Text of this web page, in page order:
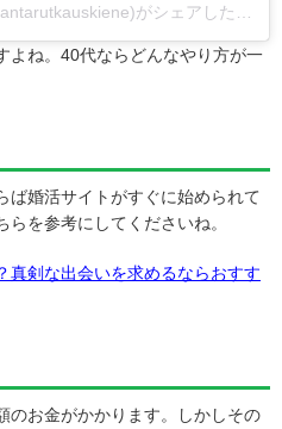
よね。40代ならどんなやり方が一
ば婚活サイトがすぐに始められて
を参考にしてくださいね。
真剣な出会いを求めるならおすす
のお金がかかります。しかしその